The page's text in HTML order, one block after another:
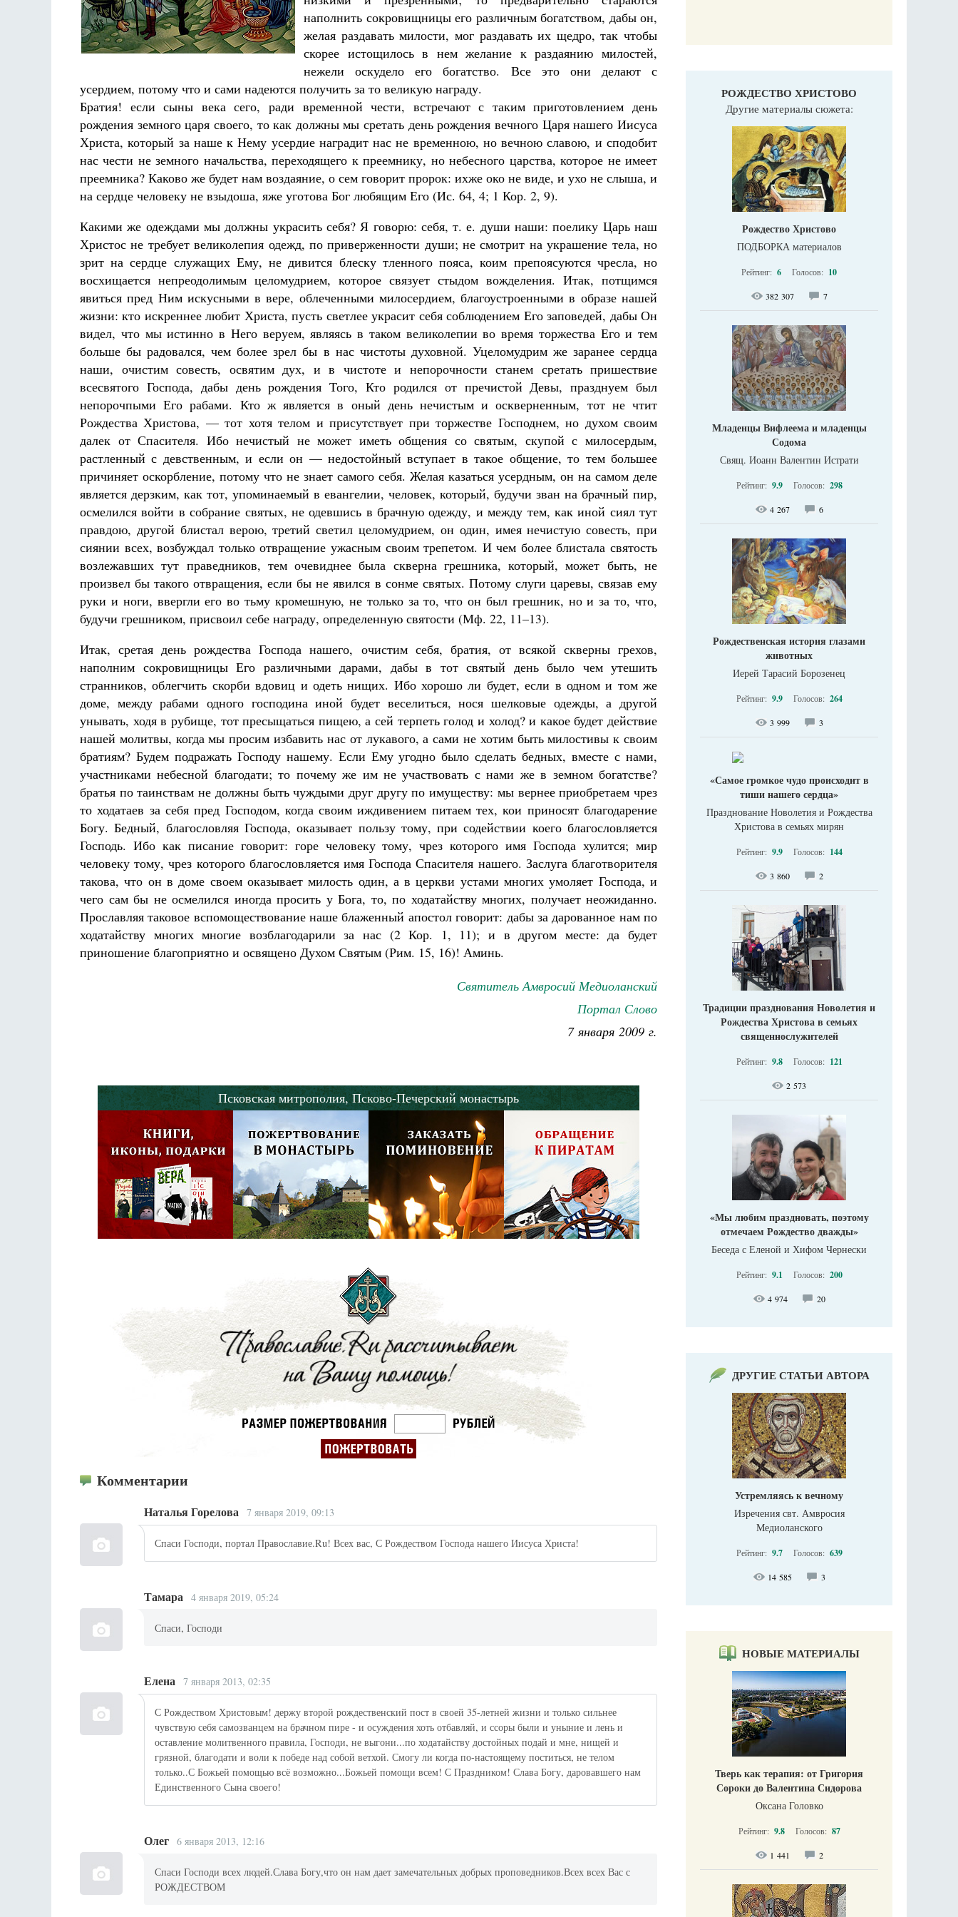
наполнить сокровищницы его различным богатством, дабы он,
желая раздавать милости, мог раздавать их щедро, так чтобы
скорее истощилось в нем желание к раздаянию милостей,
нежели оскудело его богатство. Все это они делают с
усердием, потому что и сами надеются получить за то великую награду.
Братия! если сыны века сего, ради временной чести, встречают с таким приготовлением день
рождения земного царя своего, то как должны мы сретать день рождения вечного Царя нашего Иисуса
Христа, который за наше к Нему усердие наградит нас не временною, но вечною славою, и сподобит
нас чести не земного начальства, переходящего к преемнику, но небесного царства, которое не имеет
преемника? Каково же будет нам воздаяние, о сем говорит пророк: ихже око не виде, и ухо не слыша, и
на сердце человеку не взыдоша, яже уготова Бог любящим Его (Ис. 64, 4; 1 Кор. 2, 9).
Какими же одеждами мы должны украсить себя? Я говорю: себя, т. е. души наши: поелику Царь наш
Христос не требует великолепия одежд, по приверженности души; не смотрит на украшение тела, но
зрит на сердце служащих Ему, не дивится блеску тленного пояса, коим препоясуются чресла, но
восхищается непреодолимым целомудрием, которое связует стыдом вожделения. Итак, потщимся
явиться пред Ним искусными в вере, облеченными милосердием, благоустроенными в образе нашей
жизни: кто искреннее любит Христа, пусть светлее украсит себя соблюдением Его заповедей, дабы Он
видел, что мы истинно в Него веруем, являясь в таком великолепии во время торжества Его и тем
больше бы радовался, чем более зрел бы в нас чистоты духовной. Уцеломудрим же заранее сердца
наши, очистим совесть, освятим дух, и в чистоте и непорочности станем сретать пришествие
всесвятого Господа, дабы день рождения Того, Кто родился от пречистой Девы, празднуем был
непорочпыми Его рабами. Кто ж является в оный день нечистым и оскверненным, тот не чтит
Рождества Христова, — тот хотя телом и присутствует при торжестве Господнем, но духом своим
далек от Спасителя. Ибо нечистый не может иметь общения со святым, скупой с милосердым,
растленный с девственным, и если он — недостойный вступает в такое общение, то тем большее
причиняет оскорбление, потому что не знает самого себя. Желая казаться усердным, он на самом деле
является дерзким, как тот, упоминаемый в евангелии, человек, который, будучи зван на брачный пир,
осмелился войти в собрание святых, не одевшись в брачную одежду, и между тем, как иной сиял тут
правдою, другой блистал верою, третий светил целомудрием, он один, имея нечистую совесть, при
сиянии всех, возбуждал только отвращение ужасным своим трепетом. И чем более блистала святость
возлежавших тут праведников, тем очевиднее была скверна грешника, который, может быть, не
произвел бы такого отвращения, если бы не явился в сонме святых. Потому слуги царевы, связав ему
руки и ноги, ввергли его во тьму кромешную, не только за то, что он был грешник, но и за то, что,
будучи грешником, присвоил себе награду, определенную святости (Мф. 22, 11–13).
Итак, сретая день рождества Господа нашего, очистим себя, братия, от всякой скверны грехов,
наполним сокровищницы Его различными дарами, дабы в тот святый день было чем утешить
странников, облегчить скорби вдовиц и одеть нищих. Ибо хорошо ли будет, если в одном и том же
доме, между рабами одного господина иной будет веселиться, нося шелковые одежды, а другой
унывать, ходя в рубище, тот пресыщаться пищею, а сей терпеть голод и холод? и какое будет действие
нашей молитвы, когда мы просим избавить нас от лукавого, а сами не хотим быть милостивы к своим
братиям? Будем подражать Господу нашему. Если Ему угодно было сделать бедных, вместе с нами,
участниками небесной благодати; то почему же им не участвовать с нами же в земном богатстве?
братья по таинствам не должны быть чуждыми друг другу по имуществу: мы вернее приобретаем чрез
то ходатаев за себя пред Господом, когда своим иждивением питаем тех, кои приносят благодарение
Богу. Бедный, благословляя Господа, оказывает пользу тому, при содействии коего благословляется
Господь. Ибо как писание говорит: горе человеку тому, чрез которого имя Господа хулится; мир
человеку тому, чрез которого благословляется имя Господа Спасителя нашего. Заслуга благотворителя
такова, что он в доме своем оказывает милость один, а в церкви устами многих умоляет Господа, и
чего сам бы не осмелился иногда просить у Бога, то, по ходатайству многих, получает неожиданно.
Прославляя таковое вспомоществование наше блаженный апостол говорит: дабы за дарованное нам по
ходатайству многих многие возблагодарили за нас (2 Кор. 1, 11); и в другом месте: да будет
приношение благоприятно и освящено Духом Святым (Рим. 15, 16)! Аминь.
Святитель Амвросий Медиоланский
Портал Слово
7 января 2009 г.
Псковская митрополия, Псково-Печерский монастырь
Комментарии
Наталья Горелова 7 января 2019, 09:13
Спаси Господи, портал Православие.Ru! Всех вас, С Рождеством Господа нашего Иисуса Христа!
Тамара 4 января 2019, 05:24
Спаси, Господи
Елена 7 января 2013, 02:35
С Рождеством Христовым! держу второй рождественский пост в своей 35-летней жизни и только сильнее
чувствую себя самозванцем на брачном пире - и осуждения хоть отбавляй, и ссоры были и уныние и лень и
оставление молитвенного правила, Господи, не выгони...по ходатайству достойных подай и мне, нищей и
грязной, благодати и воли к победе над собой ветхой. Смогу ли когда по-настоящему поститься, не телом
только..С Божьей помощью всё возможно...Божьей помощи всем! С Праздником! Слава Богу, даровавшего нам
Единственного Сына своего!
Олег 6 января 2013, 12:16
Спаси Господи всех людей.Слава Богу,что он нам дает замечательных добрых проповедников.Всех всех Вас с
РОЖДЕСТВОМ
Кирилл Мурышев
РОЖДЕСТВО ХРИСТОВО
Другие материалы сюжета:
Рождество Христово
ПОДБОРКА материалов
Рейтинг: 6 Голосов: 10
382 307 7
Младенцы Вифлеема и младенцы
Содома
Свящ. Иоанн Валентин Истрати
Рейтинг: 9.9 Голосов: 298
4 267 6
Рождественская история глазами
животных
Иерей Тарасий Борозенец
Рейтинг: 9.9 Голосов: 264
3 999 3
«Самое громкое чудо происходит в
тиши нашего сердца»
Празднование Новолетия и Рождества
Христова в семьях мирян
Рейтинг: 9.9 Голосов: 144
3 860 2
Традиции празднования Новолетия и
Рождества Христова в семьях
священнослужителей
Рейтинг: 9.8 Голосов: 121
2 573
«Мы любим праздновать, поэтому
отмечаем Рождество дважды»
Беседа с Еленой и Хифом Чернески
Рейтинг: 9.1 Голосов: 200
4 974 20
ДРУГИЕ СТАТЬИ АВТОРА
Устремляясь к вечному
Изречения свт. Амвросия
Медиоланского
Рейтинг: 9.7 Голосов: 639
14 585 3
НОВЫЕ МАТЕРИАЛЫ
Тверь как терапия: от Григория
Сороки до Валентина Сидорова
Оксана Головко
Рейтинг: 9.8 Голосов: 87
1 441 2